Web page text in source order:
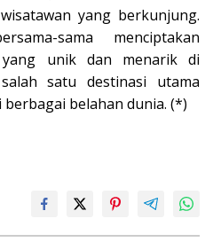
yang berkunjung.
sama menciptakan
yang unik dan menarik di
satu destinasi utama
belahan dunia. (*)